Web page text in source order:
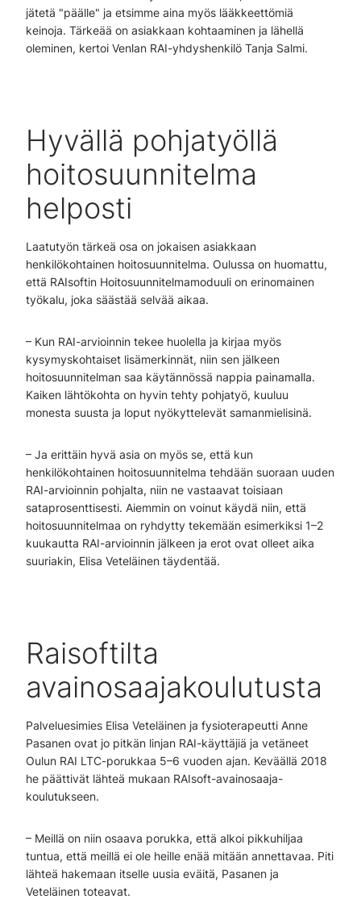
jätetä "päälle" ja etsimme aina myös lääkkeettömiä
keinoja. Tärkeää on asiakkaan kohtaaminen ja lähellä
oleminen, kertoi Venlan RAI-yhdyshenkilö Tanja Salmi.
Hyvällä pohjatyöllä
hoitosuunnitelma
helposti
Laatutyön tärkeä osa on jokaisen asiakkaan
henkilökohtainen hoitosuunnitelma. Oulussa on huomattu,
että RAIsoftin Hoitosuunnitelmamoduuli on erinomainen
työkalu, joka säästää selvää aikaa.
– Kun RAI-arvioinnin tekee huolella ja kirjaa myös
kysymyskohtaiset lisämerkinnät, niin sen jälkeen
hoitosuunnitelman saa käytännössä nappia painamalla.
Kaiken lähtökohta on hyvin tehty pohjatyö, kuuluu
monesta suusta ja loput nyökyttelevät samanmielisinä.
– Ja erittäin hyvä asia on myös se, että kun
henkilökohtainen hoitosuunnitelma tehdään suoraan uuden
RAI-arvioinnin pohjalta, niin ne vastaavat toisiaan
sataprosenttisesti. Aiemmin on voinut käydä niin, että
hoitosuunnitelmaa on ryhdytty tekemään esimerkiksi 1–2
kuukautta RAI-arvioinnin jälkeen ja erot ovat olleet aika
suuriakin, Elisa Veteläinen täydentää.
Raisoftilta
avainosaajakoulutusta
Palveluesimies Elisa Veteläinen ja fysioterapeutti Anne
Pasanen ovat jo pitkän linjan RAI-käyttäjiä ja vetäneet
Oulun RAI LTC-porukkaa 5–6 vuoden ajan. Keväällä 2018
he päättivät lähteä mukaan RAIsoft-avainosaaja-
koulutukseen.
– Meillä on niin osaava porukka, että alkoi pikkuhiljaa
tuntua, että meillä ei ole heille enää mitään annettavaa. Piti
lähteä hakemaan itselle uusia eväitä, Pasanen ja
Veteläinen toteavat.